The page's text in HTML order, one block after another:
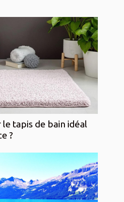
tapis de bain idéal
?